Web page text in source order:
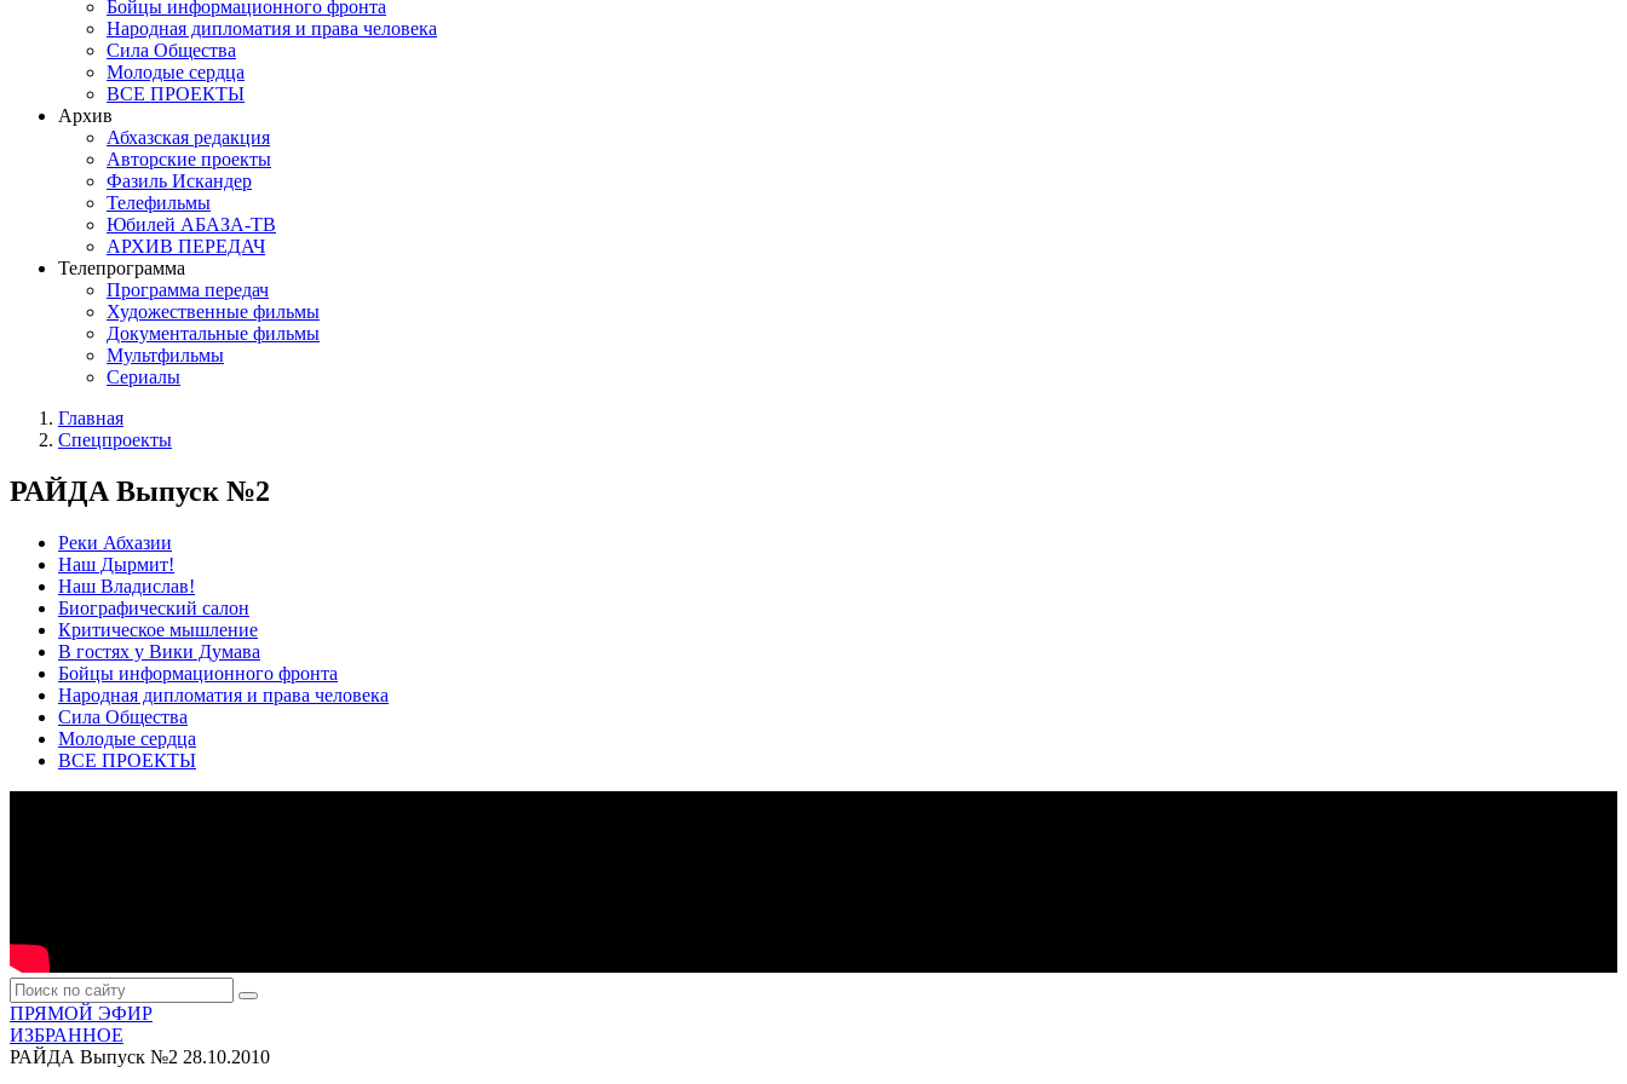
Бойцы информационного фронта
Народная дипломатия и права человека
Сила Общества
Молодые сердца
ВСЕ ПРОЕКТЫ
Архив
Абхазская редакция
Авторские проекты
Фазиль Искандер
Телефильмы
Юбилей АБАЗА-ТВ
АРХИВ ПЕРЕДАЧ
Телепрограмма
Программа передач
Художественные фильмы
Документальные фильмы
Мультфильмы
Сериалы
Главная
Спецпроекты
РАЙДА Выпуск №2
Реки Абхазии
Наш Дырмит!
Наш Владислав!
Биографический салон
Критическое мышление
В гостях у Вики Думава
Бойцы информационного фронта
Народная дипломатия и права человека
Сила Общества
Молодые сердца
ВСЕ ПРОЕКТЫ
ПРЯМОЙ ЭФИР
ИЗБРАННОЕ
РАЙДА Выпуск №2 28.10.2010